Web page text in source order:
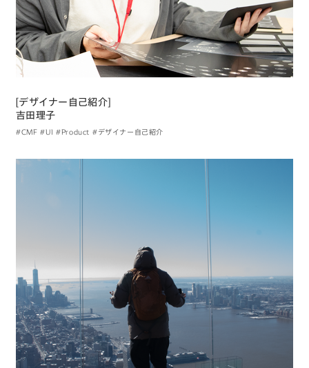
[デザイナー自己紹介]
吉田理子
#CMF #UI #Product #デザイナー自己紹介